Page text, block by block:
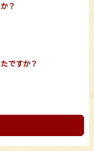
？
ですか？